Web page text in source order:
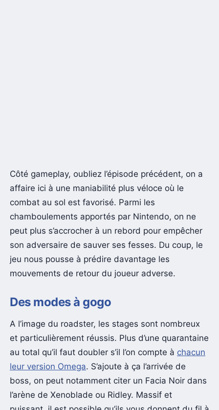
Côté gameplay, oubliez l’épisode précédent, on a
affaire ici à une maniabilité plus véloce où le
combat au sol est favorisé. Parmi les
chamboulements apportés par Nintendo, on ne
peut plus s’accrocher à un rebord pour empêcher
son adversaire de sauver ses fesses. Du coup, le
jeu nous pousse à prédire davantage les
mouvements de retour du joueur adverse.
Des modes à gogo
A l’image du roadster, les stages sont nombreux
et particulièrement réussis. Plus d’une quarantaine
au total qu’il faut doubler s’il l’on compte à chacun
leur version Omega. S’ajoute à ça l’arrivée de
boss, on peut notamment citer un Facia Noir dans
l’arène de Xenoblade ou Ridley. Massif et